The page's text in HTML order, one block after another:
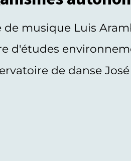
de musique Luis
d'études
de danse